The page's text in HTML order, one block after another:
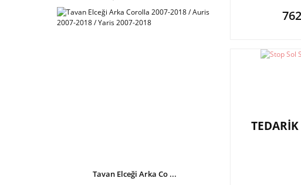
Tavan Elceği Arka Co ...